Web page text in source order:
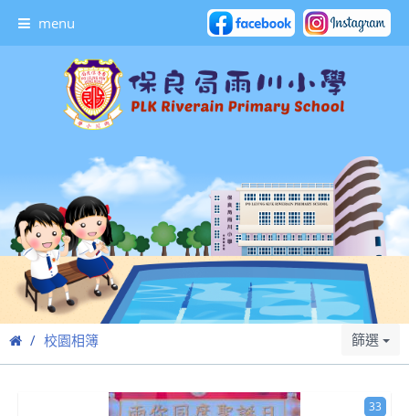
menu
校園相簿 篩選
33